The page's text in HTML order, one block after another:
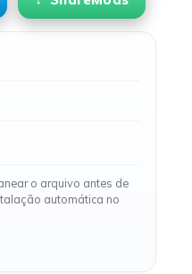
o arquivo antes de
automática no